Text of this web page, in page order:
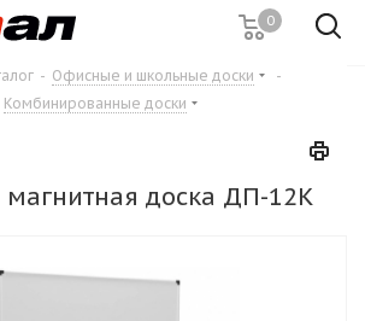
0
- Офисные и школьные доски
-
Комбинированные доски
доска ДП-12К